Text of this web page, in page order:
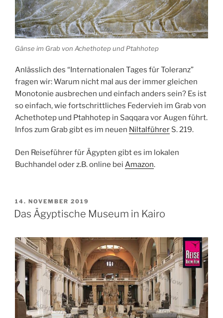
Gänse im Grab von Achethotep und Ptahhotep
Anlässlich des “Internationalen Tages fürToleranz”
fragen wir: Warum nicht mal aus der immer gleichen
Monotonie ausbrechen und einfach anders sein? Es ist
so einfach, wie fortschrittliches Federvieh im Grab von
Achethotep und Ptahhotep in Saqqaravor Augen führt.
Infos zum Grab gibt es im neuen Niltalführer S. 219.
Den Reiseführer für Ägypten gibt es im lokalen
Buchhandel oder z.B. online bei Amazon.
VERÖFFENTLICHT
AM
14. NOVEMBER 2019
Das Ägyptische Museum in Kairo